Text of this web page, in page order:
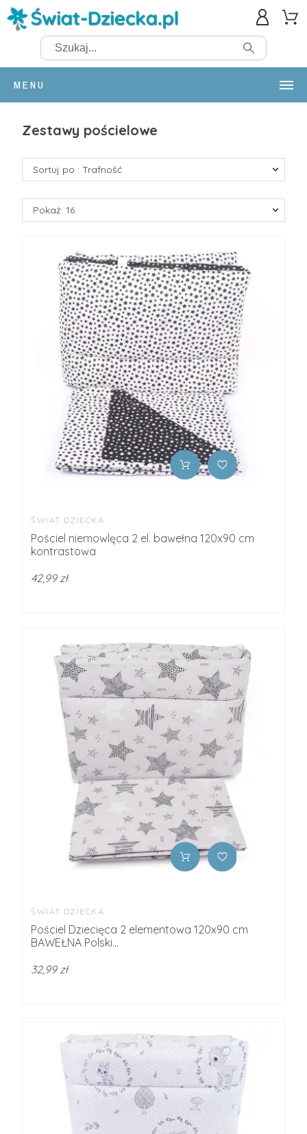
MENU
Zestawy pościelowe
Sortuj po : Trafność
Pokaż: 16
ŚWIAT DZIECKA
Pościel niemowlęca 2 el. bawełna 120x90 cm
kontrastowa
42,99 zł
ŚWIAT DZIECKA
Pościel Dziecięca 2 elementowa 120x90 cm
BAWEŁNA Polski...
32,99 zł